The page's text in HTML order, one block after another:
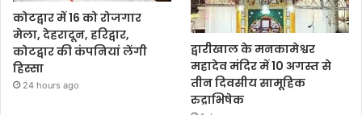
कोटद्वार में 16 को रोजगार
मेला, देहरादून, हरिद्वार,
कोटद्वार की कंपनियां लेंगी
हिस्सा
24 hours ago
द्वारीखाल के मनकामेश्वर
महादेव मंदिर में 10 अगस्त से
तीन दिवसीय सामूहिक
रुद्राभिषेक